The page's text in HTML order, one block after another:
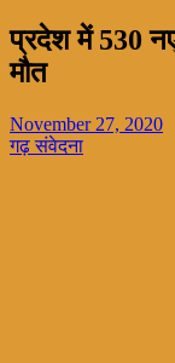
प्रदेश में 530
मौत
November 27, 2020
गढ़ संवेदना